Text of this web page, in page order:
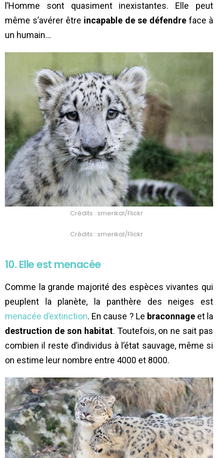
l’Homme sont quasiment inexistantes. Elle peut
même s’avérer être incapable de se défendre face à
un humain…
Crédits : smerikal/Flickr
Crédits : smerikal/Flickr
10. Elle est menacée
Comme la grande majorité des espèces vivantes qui
peuplent la planète, la panthère des neiges est
menacée d’extinction. En cause ? Le braconnageet la
destruction de son habitat. Toutefois, on ne sait pas
combien il reste d’individus à l’état sauvage, même si
on estime leur nombre entre 4000 et 8000.